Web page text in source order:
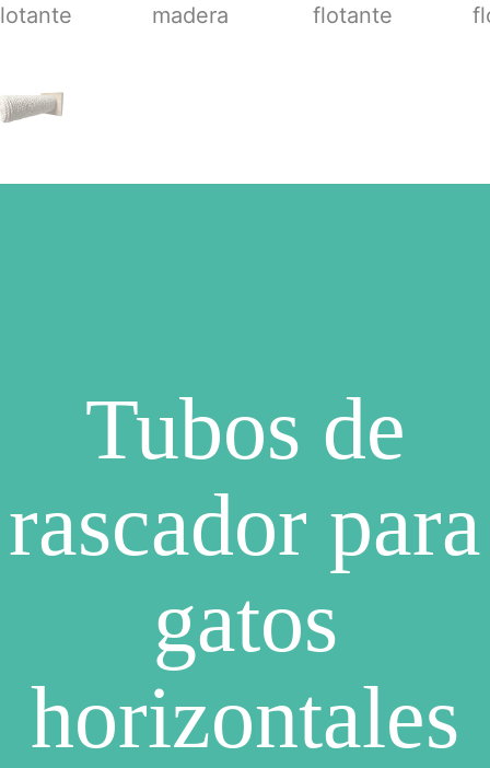
Tubos de
rascador para
gatos
horizontales